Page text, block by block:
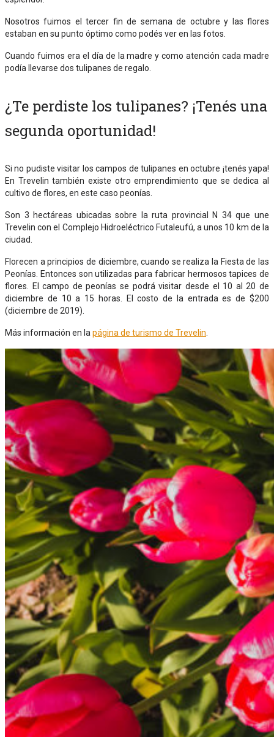
Nosotros fuimos el tercer fin de semana de octubre y las flores
estaban en su punto óptimo como podés ver en las fotos.
Cuando fuimos era el día de la madre y como atención cada madre
podía llevarse dos tulipanes de regalo.
¿Te perdiste los tulipanes? ¡Tenés una
segunda oportunidad!
Si no pudiste visitar los campos de tulipanes en octubre ¡tenés yapa!
En Trevelin también existe otro emprendimiento que se dedica al
cultivo de flores, en este caso peonías.
Son 3 hectáreas ubicadas sobre la ruta provincial N 34 que une
Trevelin con el Complejo Hidroeléctrico Futaleufú, a unos 10 km de la
ciudad.
Florecen a principios de diciembre, cuando se realiza la Fiesta de las
Peonías. Entonces son utilizadas para fabricar hermosos tapices de
flores. El campo de peonías se podrá visitar desde el 10 al 20 de
diciembre de 10 a 15 horas. El costo de la entrada es de $200
(diciembre de 2019).
Más información en lapágina de turismo de Trevelin.